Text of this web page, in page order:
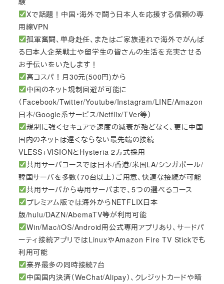
Xで話題！中国・海外で闘う日本人を応援する信頼の専
用線VPN
孤軍奮闘、単身赴任、またはご家族連れで海外でがんば
る日本人企業戦士や留学生の皆さんの生活を充実させる
お手伝いをいたします！
高コスパ！月30元(500円)から
中国のネット規制回避が可能に
（Facebook/Twitter/Youtube/Instagram/LINE/Amazon
日本/Google系サービス/Netflix/TVer等）
規制に強くセキュアで速度の減衰が殆どなく、更に中国
国内のネットは遅くならない最先端の接続
VLESS+VISIONとHysteria 2方式採用
共用サーバコースでは日本/香港/米国LA/シンガポール/
韓国サーバを多数（70台以上）ご用意、快適な接続が可能
共用サーバから専用サーバまで、5つの選べるコース
プレミアム版では海外からNETFLIX日本
版/hulu/DAZN/AbemaTV等が利用可能
Win/Mac/iOS/Android用公式専用アプリあり、サードパ
ーティ接続アプリではLinuxやAmazon Fire TV Stickでも
利用可能
業界最多の同時接続7台
中国国内決済（WeChat/Alipay）、クレジットカードや暗